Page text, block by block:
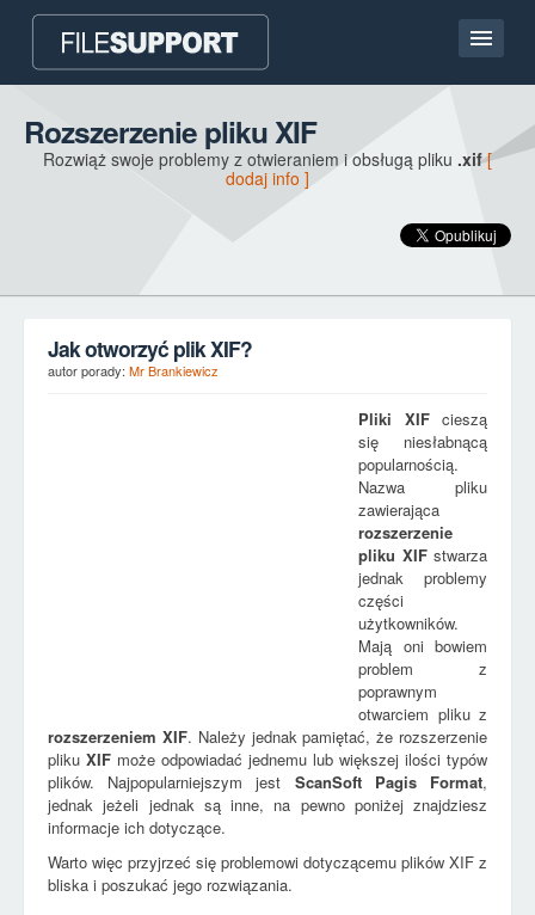
Kontakt
Rozszerzenie pliku XIF
Rozwiąż swoje problemy z otwieraniem i obsługą pliku .xif [
dodaj info ]
Jak otworzyć plik XIF?
autor porady: Mr Brankiewicz
Pliki XIFcieszą
się niesłabnącą
popularnością.
Nazwa pliku
zawierająca
rozszerzenie
pliku XIFstwarza
jednak problemy
części
użytkowników.
Mają oni bowiem
problem z
poprawnym
otwarciem pliku z
rozszerzeniem XIF. Należy jednak pamiętać, że rozszerzenie
pliku XIF może odpowiadać jednemu lub większej ilości typów
plików. Najpopularniejszym jest ScanSoft Pagis Format,
jednak jeżeli jednak są inne, na pewno poniżej znajdziesz
informacje ich dotyczące.
Warto więc przyjrzeć się problemowi dotyczącemu plików XIF z
bliska i poszukać jego rozwiązania.